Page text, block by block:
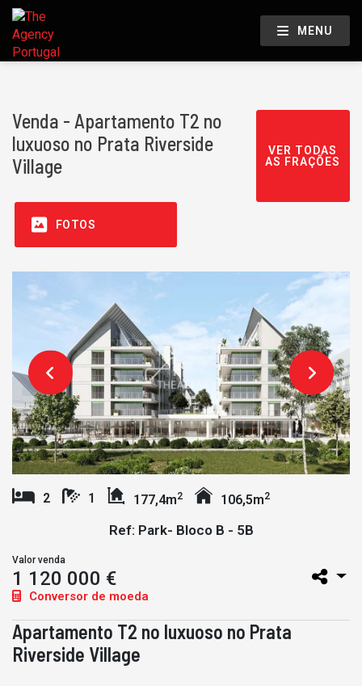
MENU
Venda - Apartamento T2 no
luxuoso no Prata Riverside
Village
VER TODAS
AS FRAÇÕES
FOTOS
2 1 177,4m2 106,5m2
Ref: Park- Bloco B - 5B
Valor venda
1 120 000 €
Conversor de moeda
Apartamento T2 no luxuoso no Prata
Riverside Village